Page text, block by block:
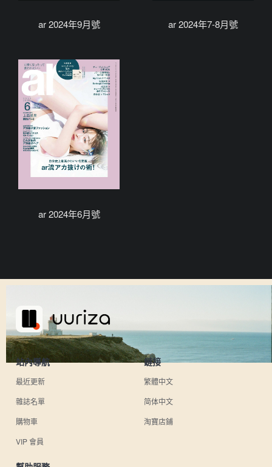
ar 2024年9月號 ar 2024年7-8月號
ar 2024年6月號
站內導航
最近更新
雜誌名單
購物車
VIP 會員
鏈接
繁體中文
简体中文
淘寶店鋪